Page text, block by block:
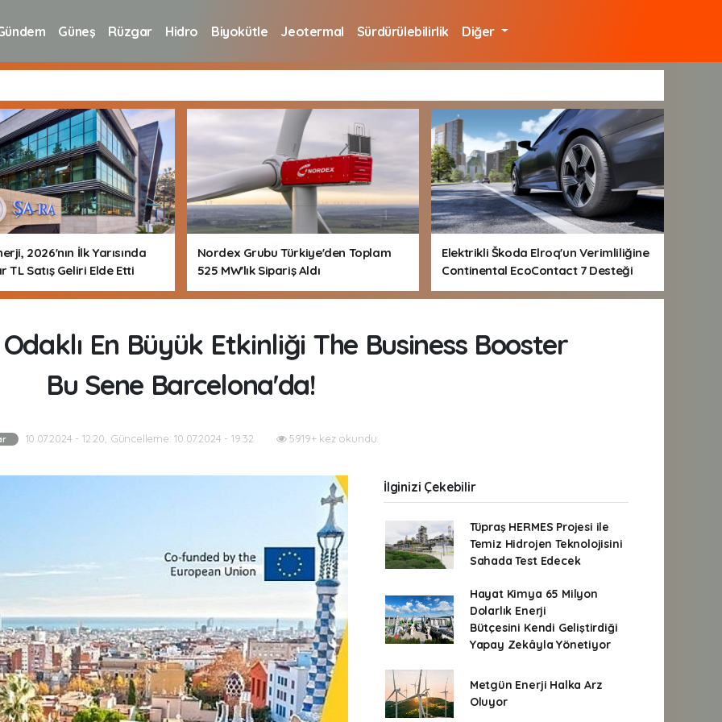
Güneş Rüzgar Hidro Biyokütle Jeotermal Sürdürülebilirlik Diğer
2026'nın İlk Yarısında
TL Satış Geliri Elde Etti
Nordex Grubu Türkiye'den Toplam
525 MW'lık Sipariş Aldı
Elektrikli Škoda Elroq'un Verimliliğine
Continental EcoContact 7 Desteği
En Büyük Etkinliği The Business Booster
Bu Sene Barcelona'da!
10.07.2024 - 12:20, Güncelleme: 10.07.2024 - 19:32 5919+ kez okundu.
İlginizi Çekebilir
Tüpraş HERMES Projesi ile
Temiz Hidrojen Teknolojisini
Sahada Test Edecek
Hayat Kimya 65 Milyon
Dolarlık Enerji
Bütçesini Kendi Geliştirdiği
Yapay Zekâyla Yönetiyor
Metgün Enerji Halka Arz
Oluyor